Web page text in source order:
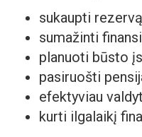
sukaupti
sumažinti
planuoti būsto
pasiruošti
efektyviau
kurti ilgalaikį